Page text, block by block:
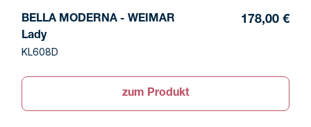
BELLA MODERNA - WEIMAR
Lady
KL608D
178,00 €
zum Produkt